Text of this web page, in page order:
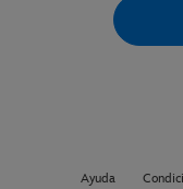
Ayuda